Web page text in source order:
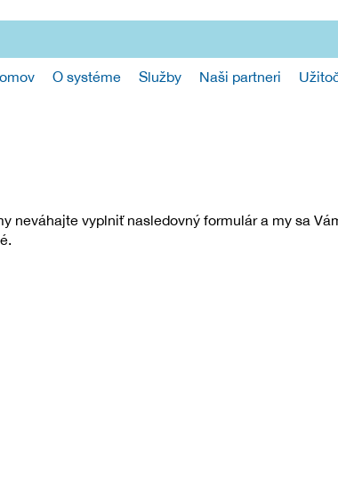
O systéme Služby Naši partneri
neváhajte vyplniť nasledovný formulár a my sa